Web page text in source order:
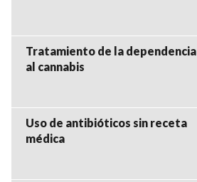
Tratamiento de la dependencia
al cannabis
Uso de antibióticos sin receta
médica